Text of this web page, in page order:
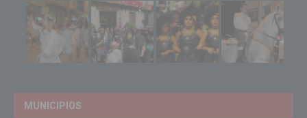
MUNICIPIOS